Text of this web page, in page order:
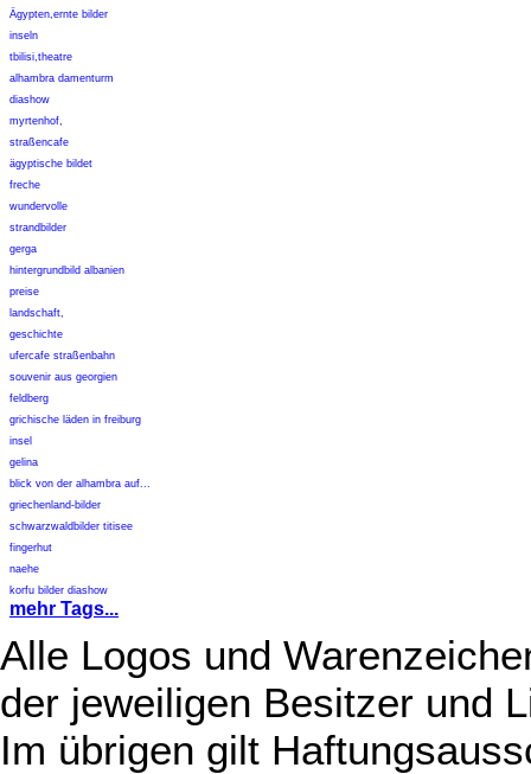
Ägypten,ernte bilder
inseln
tbilisi,theatre
alhambra damenturm
diashow
myrtenhof,
straßencafe
ägyptische bildet
freche
wundervolle
strandbilder
gerga
hintergrundbild albanien
preise
landschaft,
geschichte
ufercafe straßenbahn
souvenir aus georgien
feldberg
grichische läden in freiburg
insel
gelina
blick von der alhambra auf...
griechenland-bilder
schwarzwaldbilder titisee
fingerhut
naehe
korfu bilder diashow
mehr Tags...
Alle Logos und
der jeweiligen Besitzer und
Im übrigen gilt